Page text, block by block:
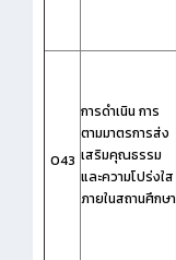
O43
การดำเนิน การ
ตามมาตรการส่ง
เสริมคุณธรรม
และความโปร่งใส
ภายในสถานศึกษา